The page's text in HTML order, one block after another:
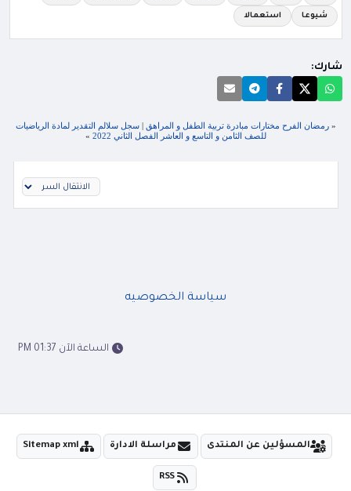
شيوعا استعمالا
شارك:
«رمضان الفرح مختارات مبادرة تربية الطفل و المراهق |سجل سلالم التقدير لمادة الرياضيات
للصف الثامن و التاسع و العاشر الفصل الثاني 2022
»
سياسة الخصوصيه
الساعة الآن 01:37 PM
المسؤلين عن المنتدى مراسلة الادارة Sitemap xml
RSS